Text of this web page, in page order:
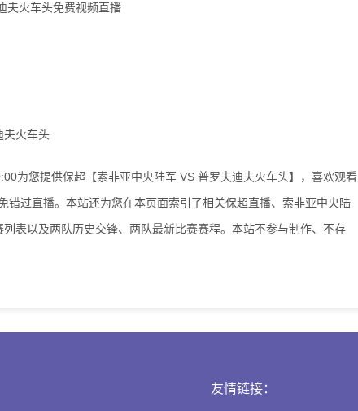
夫火车头免费视频直播
夫火车头
为您提供保超【索非亚中央陆军 VS 普罗夫迪夫火车头】，喜欢观看
错过直播。本站还为您在本页面索引了相关保超直播、索非亚中央陆
表以及两队历史交锋、两队最新比赛赛程。本站不参与制作、不存
友情链接：